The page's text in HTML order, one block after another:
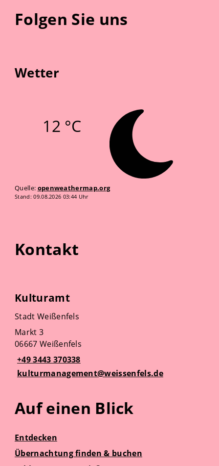
Folgen Sie uns
Wetter
12 °C
Quelle: openweathermap.org
Stand: 09.08.2026 03:44 Uhr
Kontakt
Kulturamt
Stadt Weißenfels
Markt 3
06667 Weißenfels
+49 3443 370338
kulturmanagement@weissenfels.de
Auf einen Blick
Entdecken
Übernachtung finden & buchen